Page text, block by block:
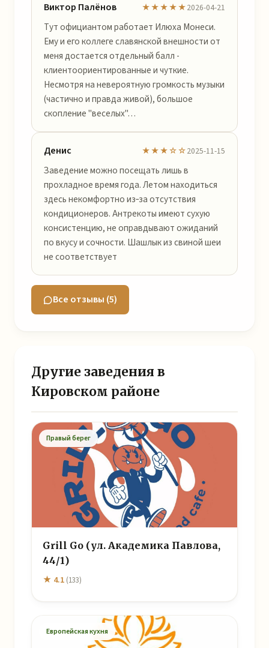
Виктор Палёнов ★★★★★2026-04-21
Тут официантом работает Илюха Монеси.
Ему и его коллеге славянской внешности от
меня достается отдельный балл -
клиентоориентированные и чуткие.
Несмотря на невероятную громкость музыки
(частично и правда живой), большое
скопление "веселых"…
Денис ★★★☆☆2025-11-15
Заведение можно посещать лишь в
прохладное время года. Летом находиться
здесь некомфортно из‑за отсутствия
кондиционеров. Антрекоты имеют сухую
консистенцию, не оправдывают ожиданий
по вкусу и сочности. Шашлык из свиной шеи
не соответствует
Все отзывы (5)
Другие заведения в
Кировском районе
Правый берег
Grill Go (ул. Академика Павлова,
44/1)
★ 4.1 (133)
Европейская кухня